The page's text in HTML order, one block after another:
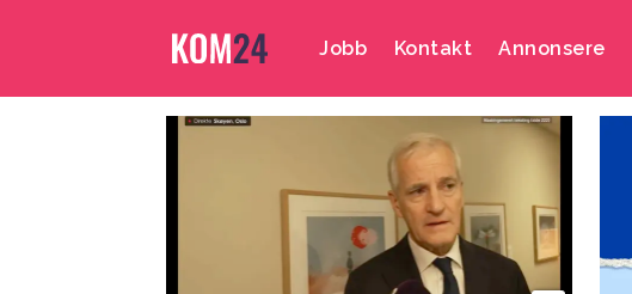
Jobb Kontakt Annonsere
Emne:
verdensdagen